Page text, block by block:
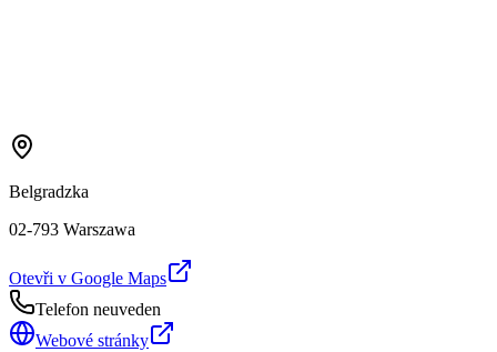
Belgradzka
02-793 Warszawa
Otevři v Google Maps
Telefon neuveden
Webové stránky